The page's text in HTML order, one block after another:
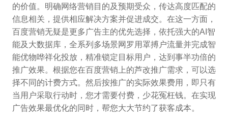
的价值。明确网络营销目的及预期受众，传达高度匹配的
信息相关，提供相应解决方案并促进成交。在这一方面，
百度营销无疑是更多广告主的优先选择，依托强大的AI智
能及大数据库，全系列多场景网罗用罩搏户流量并完成智
能优物哗祥化投放，精准锁定目标用户，达到事半功倍的
推广效果。根据您在百度营销上的芦改推广需求，可以选
择不同的计费方式。然后按推广的实际效果费用，即只有
当用户采取行动时，您才需要付费，少花冤枉钱。在实现
广告效果最优化的同时，帮您大大节约了获客成本。